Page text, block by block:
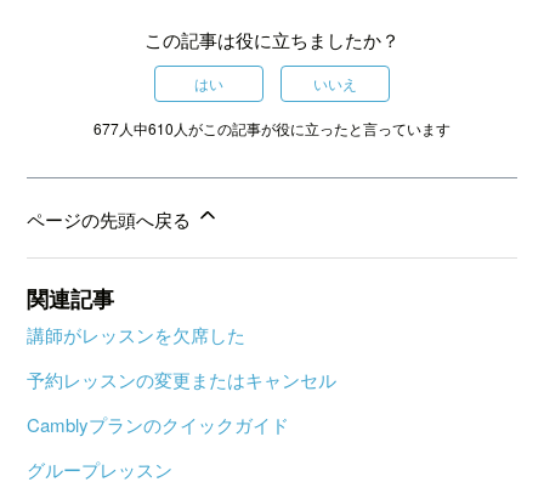
この記事は役に立ちましたか？
はい いいえ
677人中610人がこの記事が役に立ったと言っています
ページの先頭へ戻る
関連記事
講師がレッスンを欠席した
予約レッスンの変更またはキャンセル
Camblyプランのクイックガイド
グループレッスン